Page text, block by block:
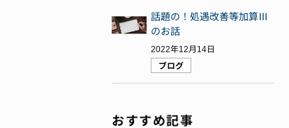
話題の！処遇改善等加算Ⅲ
のお話
2022年12月14日
ブログ
おすすめ記事